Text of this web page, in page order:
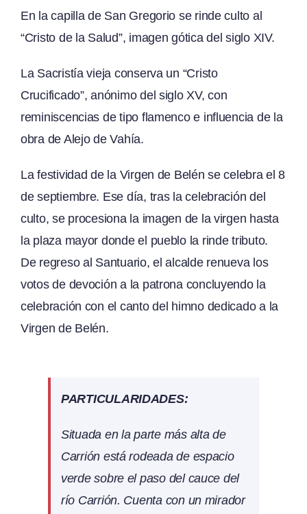
En la capilla de San Gregorio se rinde culto al
“Cristo de la Salud”, imagen gótica del siglo XIV.
La Sacristía vieja conserva un “Cristo
Crucificado”, anónimo del siglo XV, con
reminiscencias de tipo flamenco e influencia de la
obra de Alejo de Vahía.
La festividad de la Virgen de Belén se celebra el 8
de septiembre. Ese día, tras la celebración del
culto, se procesiona la imagen de la virgen hasta
la plaza mayor donde el pueblo la rinde tributo.
De regreso al Santuario, el alcalde renueva los
votos de devoción a la patrona concluyendo la
celebración con el canto del himno dedicado a la
Virgen de Belén.
PARTICULARIDADES:
Situada en la parte más alta de
Carrión está rodeada de espacio
verde sobre el paso del cauce del
río Carrión. Cuenta con un mirador